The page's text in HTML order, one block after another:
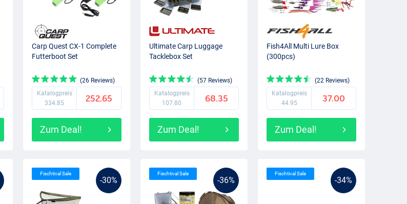
Carp Quest CX-1 Complete
Futterboot Set
(26 Reviews)
Katalogpreis
334.85
252.65
Zum Deal!
Ultimate Carp Luggage
Tacklebox Set
(57 Reviews)
Katalogpreis
107.80
68.35
Zum Deal!
Fish4All Multi Lure Box
(300pcs)
(22 Reviews)
Katalogpreis
44.95
37.00
Zum Deal!
-30%
Fischtival Sale
-36%
Fischtival Sale
-34%
Fischtival Sale